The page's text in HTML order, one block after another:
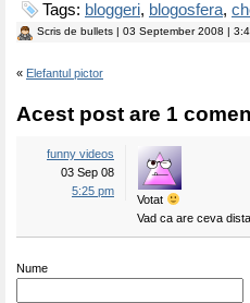
Tags: bloggeri, blogosfera,
Scris de bullets | 03 September 2008 |
« Elefantul pictor
Acest post are 1
funny videos
03 Sep 08
5:25 pm
Votat
Vad ca are ceva
Nume